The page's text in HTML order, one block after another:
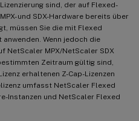
sind, der auf Flexed-
und SDX-Hardware bereits über
müssen Sie die mit Flexed
Wenn jedoch die
NetScaler MPX/NetScaler SDX
Zeitraum gültig sind,
erhaltenen Z-Cap-Lizenzen
umfasst NetScaler Flexed
Instanzen und NetScaler Flexed